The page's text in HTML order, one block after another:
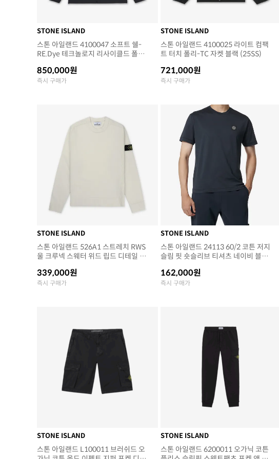
STONE ISLAND
스톤 아일랜드 4100047 소프트 쉘-
RE.Dye 테크놀로지 리사이클드 폴리
프루프 앤 윈드프루프 후드 블루종 블
랙 (25SS)
850,000원
즉시 구매가
STONE ISLAND
스톤 아일랜드 4100025 라이트 컴팩
트 터치 폴리-TC 자켓 블랙 (25SS)
721,000원
즉시 구매가
STONE ISLAND
스톤 아일랜드 526A1 스트레치 RWS
울 크루넥 스웨터 위드 립드 디테일 오
339,000원
즉시 구매가
STONE ISLAND
스톤 아일랜드 24113 60/2 코튼 저지
슬림 핏 숏슬리브 티셔츠 네이비 블루
162,000원
즉시 구매가
STONE ISLAND
스톤 아일랜드 L100011 브러쉬드 오
STONE ISLAND
스톤 아일랜드 6200011 오가닉 코튼